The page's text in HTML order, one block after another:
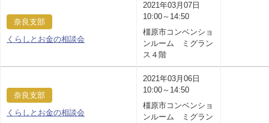
奈良支部
くらしとお金の相談会
2021年03月07日
10:00～14:50
橿原市コンベンショ
ンルーム ミグラン
ス４階
奈良支部
くらしとお金の相談会
2021年03月06日
10:00～14:50
橿原市コンベンショ
ンルーム ミグラン